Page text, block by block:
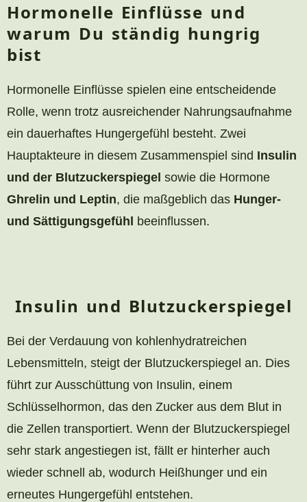
Hormonelle Einflüsse und
warum Du ständig hungrig
bist
Hormonelle Einflüsse spielen eine entscheidende
Rolle, wenn trotz ausreichender Nahrungsaufnahme
ein dauerhaftes Hungergefühl besteht. Zwei
Hauptakteure in diesem Zusammenspiel sind Insulin
und der Blutzuckerspiegel sowie die Hormone
Ghrelin und Leptin, die maßgeblich das Hunger-
und Sättigungsgefühl
beeinflussen.
Insulin und Blutzuckerspiegel
Bei der Verdauung von kohlenhydratreichen
Lebensmitteln, steigt der Blutzuckerspiegel an. Dies
führt zur Ausschüttung von Insulin, einem
Schlüsselhormon, das den Zucker aus dem Blut in
die Zellen transportiert. Wenn der Blutzuckerspiegel
sehr stark angestiegen ist, fällt er hinterher auch
wieder schnell ab, wodurch Heißhunger und ein
erneutes Hungergefühl entstehen.